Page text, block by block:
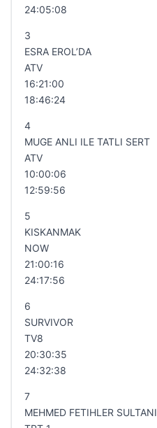
24:05:08
3
ESRA EROL’DA
ATV
16:21:00
18:46:24
4
MUGE ANLI ILE TATLI SERT
ATV
10:00:06
12:59:56
5
KISKANMAK
NOW
21:00:16
24:17:56
6
SURVIVOR
TV8
20:30:35
24:32:38
7
MEHMED FETIHLER SULTANI